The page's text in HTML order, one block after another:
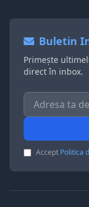
Buletin
Primește
direct în inbox.
Accept Politica